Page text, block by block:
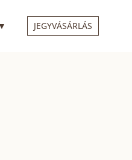
▼ RENDELKEZIK ALMENÜVEL
JEGYVÁSÁRLÁS